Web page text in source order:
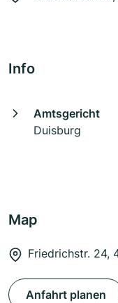
Info
Amtsgericht
Duisburg
Map
Friedrichstr. 24,
Anfahrt planen